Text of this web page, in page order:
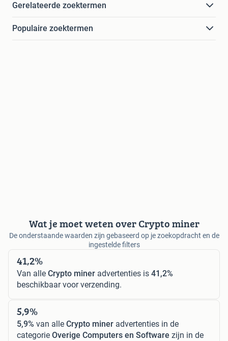
Gerelateerde zoektermen
Populaire zoektermen
Wat je moet weten over Crypto miner
De onderstaande waarden zijn gebaseerd op je zoekopdracht en de
ingestelde filters
41,2%
Van alle Crypto miner advertenties is 41,2%
beschikbaar voor verzending.
5,9%
5,9% van alle Crypto miner advertenties in de
categorie Overige Computers en Software zijn in de